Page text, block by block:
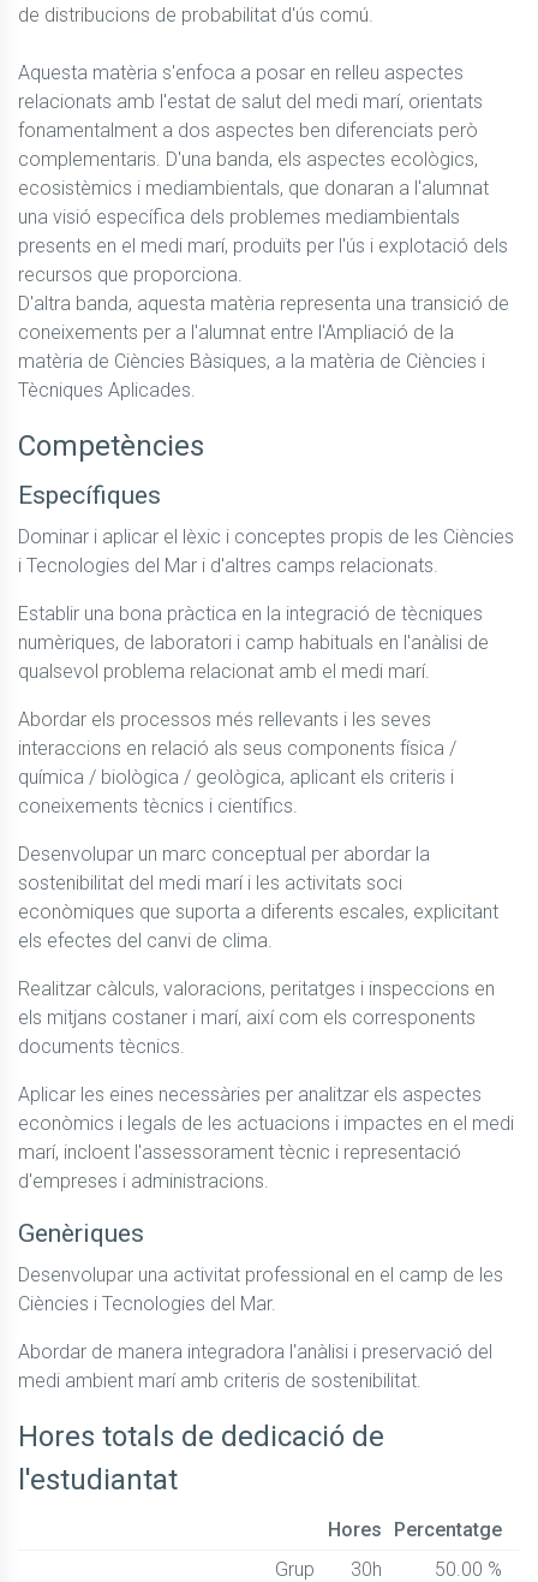
de distribucions de probabilitat d'ús comú.
Aquesta matèria s'enfoca a posar en relleu aspectes
relacionats amb l'estat de salut del medi marí, orientats
fonamentalment a dos aspectes ben diferenciats però
complementaris. D'una banda, els aspectes ecològics,
ecosistèmics i mediambientals, que donaran a l'alumnat
una visió específica dels problemes mediambientals
presents en el medi marí, produïts per l'ús i explotació dels
recursos que proporciona.
D'altra banda, aquesta matèria representa una transició de
coneixements per a l'alumnat entre l'Ampliació de la
matèria de Ciències Bàsiques, a la matèria de Ciències i
Tècniques Aplicades.
Competències
Específiques
Dominar i aplicar el lèxic i conceptes propis de les Ciències
i Tecnologies del Mar i d'altres camps relacionats.
Establir una bona pràctica en la integració de tècniques
numèriques, de laboratori i camp habituals en l'anàlisi de
qualsevol problema relacionat amb el medi marí.
Abordar els processos més rellevants i les seves
interaccions en relació als seus components física /
química / biològica / geològica, aplicant els criteris i
coneixements tècnics i científics.
Desenvolupar un marc conceptual per abordar la
sostenibilitat del medi marí i les activitats soci
econòmiques que suporta a diferents escales, explicitant
els efectes del canvi de clima.
Realitzar càlculs, valoracions, peritatges i inspeccions en
els mitjans costaner i marí, així com els corresponents
documents tècnics.
Aplicar les eines necessàries per analitzar els aspectes
econòmics i legals de les actuacions i impactes en el medi
marí, incloent l'assessorament tècnic i representació
d'empreses i administracions.
Genèriques
Desenvolupar una activitat professional en el camp de les
Ciències i Tecnologies del Mar.
Abordar de manera integradora l'anàlisi i preservació del
medi ambient marí amb criteris de sostenibilitat.
Hores totals de dedicació de
l'estudiantat
Hores
Percentatge
Grup
30h 50.00 %